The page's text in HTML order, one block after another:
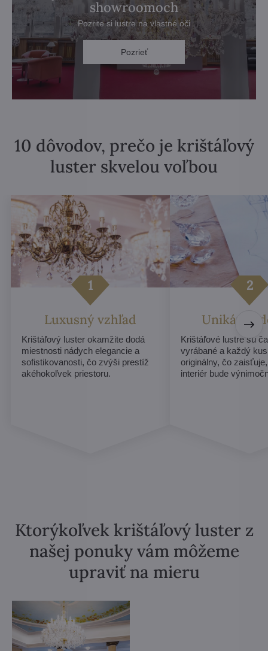
showroomoch
Pozrite si lustre na vlastné oči
Pozrieť
10 dôvodov, prečo je krištáľový
luster skvelou voľbou
Luxusný vzhľad
Krištáľový luster okamžite dodá
miestnosti nádych elegancie a
sofistikovanosti, čo zvýši prestíž
akéhokoľvek priestoru.
Unikátny
Krištáľové lustre sú
vyrábané a každý
originálny, čo
interiér bude
Ktorýkoľvek krištáľový luster z
našej ponuky vám môžeme
upraviť na mieru